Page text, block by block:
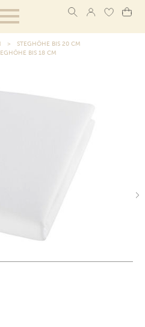
STEGHÖHE BIS 20 CM
BIS 18 CM